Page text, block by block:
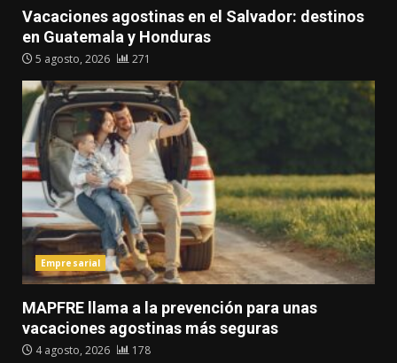
Vacaciones agostinas en el Salvador: destinos
en Guatemala y Honduras
5 agosto, 2026 271
Empresarial
MAPFRE llama a la prevención para unas
vacaciones agostinas más seguras
4 agosto, 2026 178